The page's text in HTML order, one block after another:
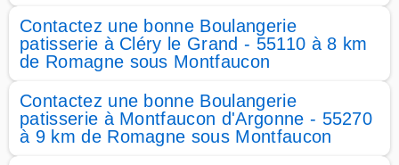
Contactez une bonne Boulangerie
patisserie à Cléry le Grand - 55110 à 8 km
de Romagne sous Montfaucon
Contactez une bonne Boulangerie
patisserie à Montfaucon d'Argonne - 55270
à 9 km de Romagne sous Montfaucon